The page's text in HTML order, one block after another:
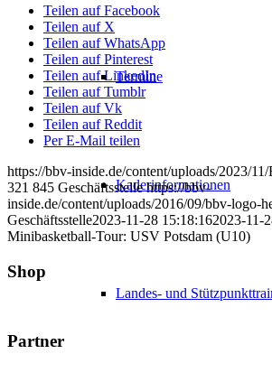
Termine
Kaderinformationen
Landes- und
Teilen auf Facebook
Teilen auf X
Teilen auf WhatsApp
Teilen auf Pinterest
Teilen auf LinkedIn
Teilen auf Tumblr
Teilen auf Vk
Teilen auf Reddit
Per E-Mail teilen
https://bbv-inside.de/content/uploads/2023/
321 845 Geschäftsstelle https://bbv-
inside.de/content/uploads/2016/09/bbv-logo-
Geschäftsstelle2023-11-28 15:18:162023-11-
Minibasketball-Tour: USV Potsdam (U10)
Shop
Partner